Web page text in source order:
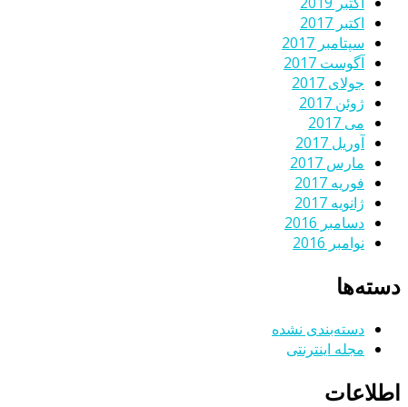
اکتبر 2017
سپتامبر 2017
آگوست 2017
جولای 2017
ژوئن 2017
می 2017
آوریل 2017
مارس 2017
فوریه 2017
ژانویه 2017
دسامبر 2016
نوامبر 2016
دسته‌ها
دسته‌بندی نشده
مجله اینترنتی
اطلاعات